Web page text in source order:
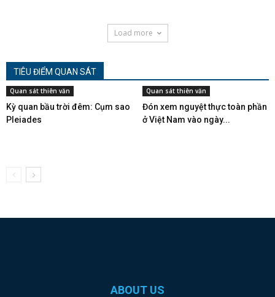
Load more
TIÊU ĐIỂM QUAN SÁT
Quan sát thiên văn
Kỳ quan bầu trời đêm: Cụm sao
Pleiades
Quan sát thiên văn
Đón xem nguyệt thực toàn phần
ở Việt Nam vào ngày...
ABOUT US